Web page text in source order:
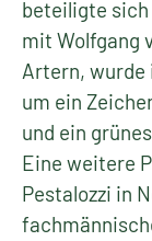
beteiligte sich
mit Wolfgang
Artern, wurde
um ein
und ein
Eine weitere
Pestalozzi in